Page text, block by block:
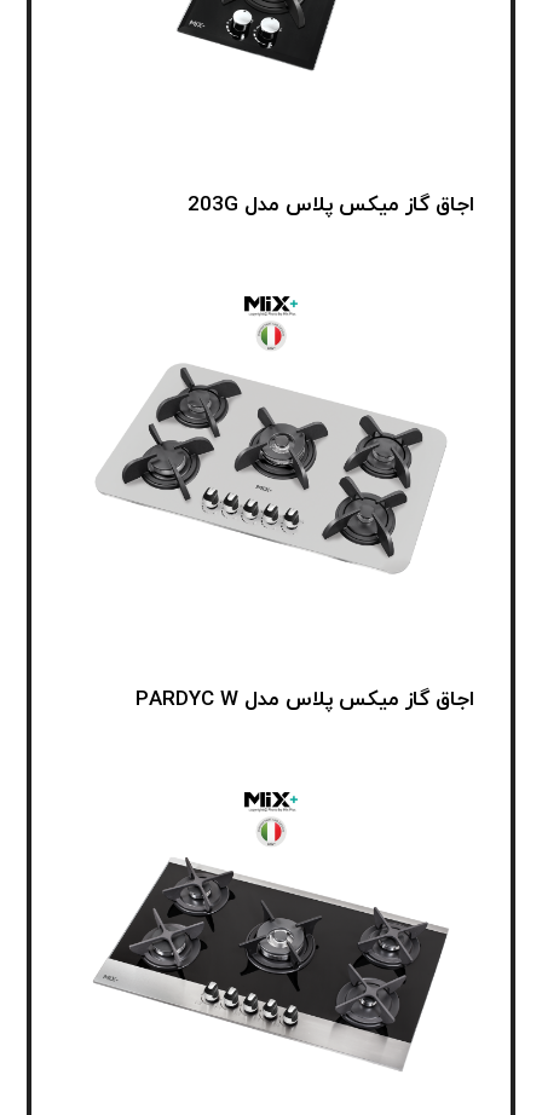
اجاق گاز میکس پلاس مدل 203G
اجاق گاز میکس پلاس مدل PARDYC W